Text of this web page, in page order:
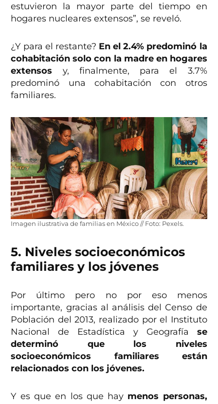
estuvieron la mayor parte del tiempo en
hogares nucleares extensos”, se reveló.
¿Y para el restante? En el 2.4% predominó la
cohabitación solo con la madre en hogares
extensos y, finalmente, para el 3.7%
predominó una cohabitación con otros
familiares.
Imagen ilustrativa de familias en México // Foto: Pexels.
5. Niveles socioeconómicos
familiares y los jóvenes
Por último pero no por eso menos
importante, gracias al análisis del Censo de
Población del 2013, realizado por el Instituto
Nacional de Estadística y Geografía se
determinó que los niveles
socioeconómicos familiares están
relacionados con los jóvenes.
Y es que en los que hay menos personas,